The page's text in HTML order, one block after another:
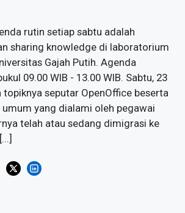
rutin setiap sabtu adalah
sharing knowledge di laboratorium
Gajah Putih. Agenda
09.00 WIB - 13.00 WIB. Sabtu, 23
topiknya seputar OpenOffice beserta
umum yang dialami oleh pegawai
telah atau sedang dimigrasi ke